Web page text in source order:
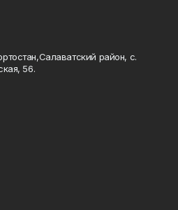
район, с.
56.